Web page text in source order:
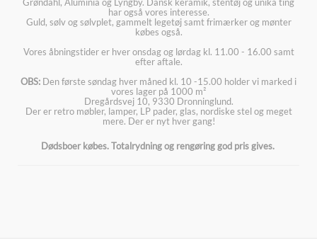
Grøndahl, Aluminia og Lyngby. Dansk keramik, stentøj og unika ting
har også vores interesse.
Guld, sølv og sølvplet, gammelt legetøj samt frimærker og mønter
købes også.
Vores åbningstider er hver onsdag og lørdag kl. 11.00 - 16.00 samt
efter aftale.
OBS: Den første søndag hver måned kl. 10 -15.00 holder vi marked i
vores lager på 1000 m²
Dregårdsvej 10, 9330 Dronninglund.
Der er retro møbler, lamper, LP pader, glas, nordiske stel og meget
mere. Der er nyt hver gang!
Dødsboer købes. Totalrydning og rengøring god pris gives.